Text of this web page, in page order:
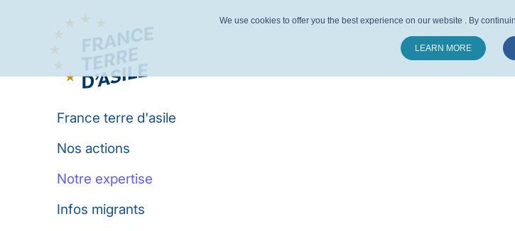
France terre d'asile
Nos actions
Notre expertise
Infos migrants
We use cookies to offer you the best experience on our website . By
LEARN MORE